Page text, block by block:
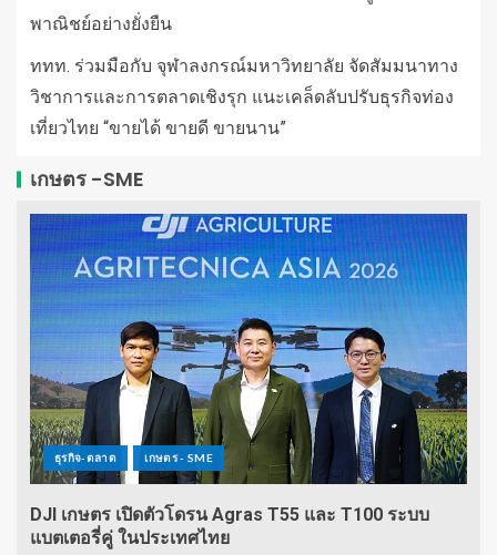
พาณิชย์อย่างยั่งยืน
ททท. ร่วมมือกับ จุฬาลงกรณ์มหาวิทยาลัย จัดสัมมนาทาง
วิชาการและการตลาดเชิงรุก แนะเคล็ดลับปรับธุรกิจท่อง
เที่ยวไทย “ขายได้ ขายดี ขายนาน”
เกษตร -SME
ธุรกิจ-ตลาด เกษตร - SME
DJI เกษตร เปิดตัวโดรน Agras T55 และ T100 ระบบ
แบตเตอรี่คู่ ในประเทศไทย